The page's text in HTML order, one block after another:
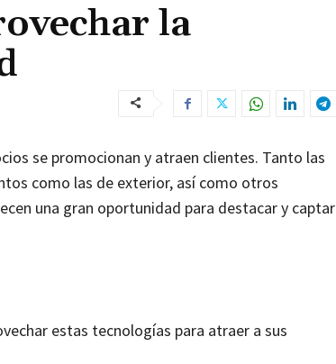
la
se promocionan y atraen clientes. Tanto las
como las de exterior, así como otros
una gran oportunidad para destacar y captar
estas tecnologías para atraer a sus